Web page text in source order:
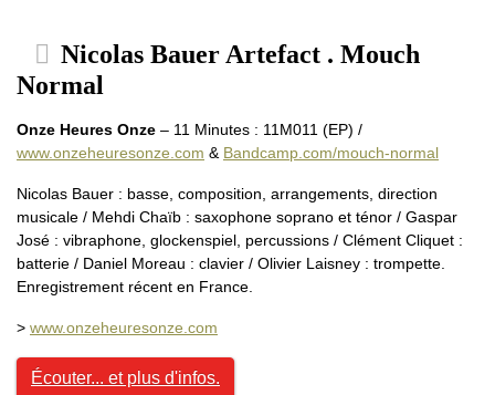
Nicolas Bauer Artefact . Mouch
Normal
Onze Heures Onze – 11 Minutes : 11M011 (EP) /
www.onzeheuresonze.com & Bandcamp.com/mouch-normal
Nicolas Bauer : basse, composition, arrangements, direction
musicale / Mehdi Chaïb : saxophone soprano et ténor / Gaspar
José : vibraphone, glockenspiel, percussions / Clément Cliquet :
batterie / Daniel Moreau : clavier / Olivier Laisney : trompette.
Enregistrement récent en France.
> www.onzeheuresonze.com
Écouter... et plus d'infos.